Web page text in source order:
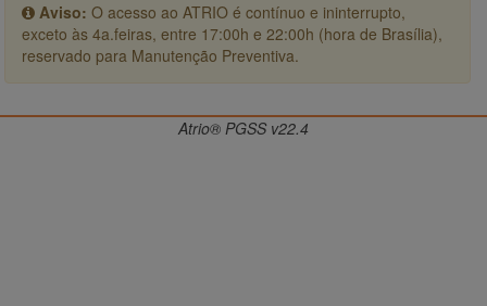
Aviso: O acesso ao ATRIO é contínuo e ininterrupto,
exceto às 4a.feiras, entre 17:00h e 22:00h (hora de Brasília),
reservado para Manutenção Preventiva.
Atrio® PGSS v22.4